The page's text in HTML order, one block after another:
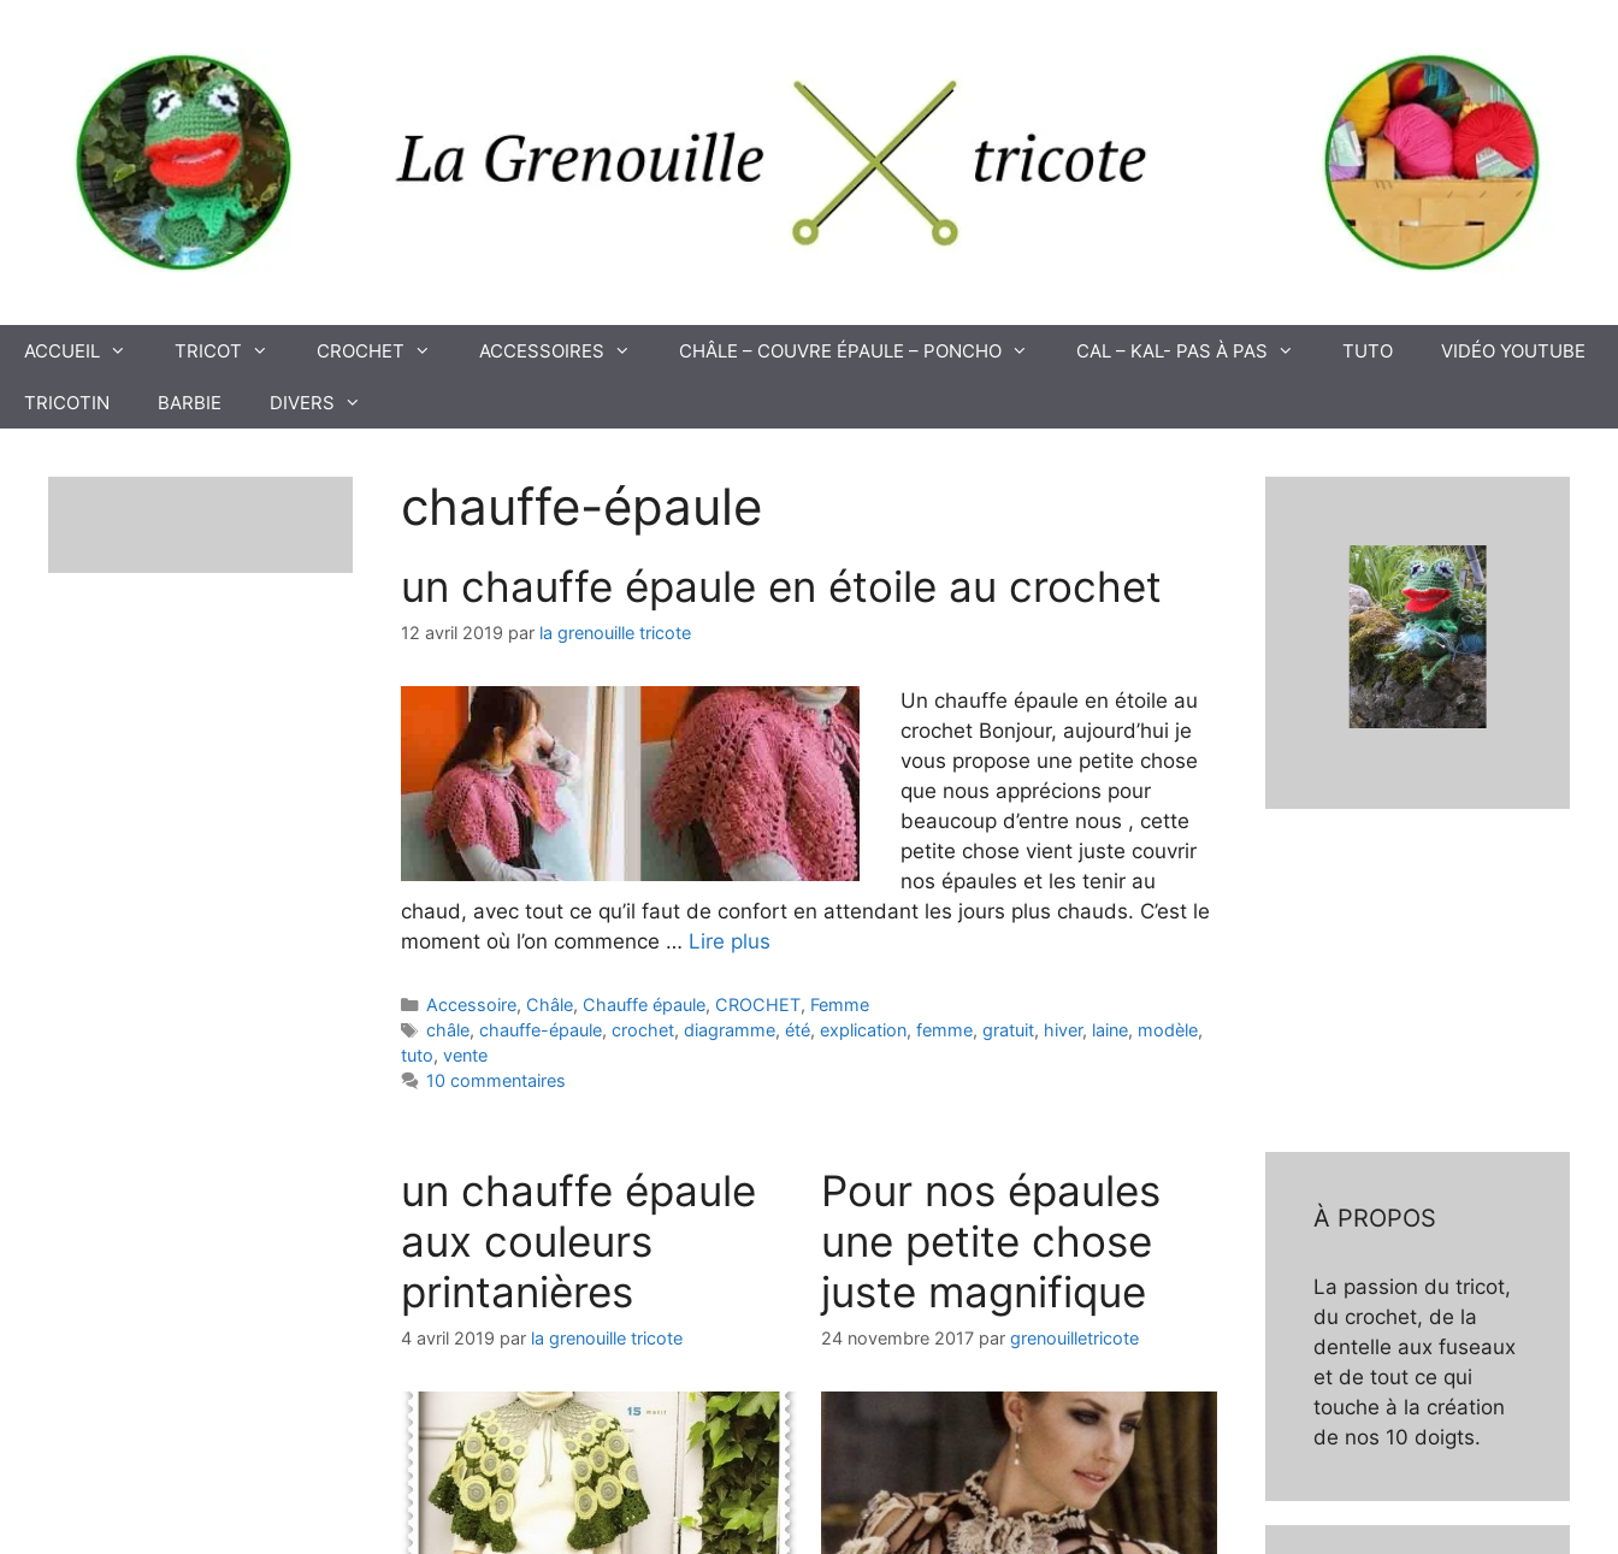
ACCUEIL TRICOT CROCHET ACCESSOIRES CHÂLE – COUVRE ÉPAULE – PONCHO CAL – KAL- PAS À PAS TUTO VIDÉO YOUTUBE
TRICOTIN BARBIE DIVERS
chauffe-épaule
un chauffe épaule en étoile au crochet
12 avril 2019 par la grenouille tricote
Un chauffe épaule en étoile au
crochet Bonjour, aujourd’hui je
vous propose une petite chose
que nous apprécions pour
beaucoup d’entre nous , cette
petite chose vient juste couvrir
nos épaules et les tenir au
chaud, avec tout ce qu’il faut de confort en attendant les jours plus chauds. C’est le
moment où l’on commence … Lire plus
Catégories
Accessoire, Châle, Chauffe épaule, CROCHET, Femme
Étiquettes
châle,chauffe-épaule,crochet,diagramme,été,explication,femme,gratuit, hiver, laine, modèle,
tuto, vente
10 commentaires
un chauffe épaule
aux couleurs
printanières
4 avril 2019 par la grenouille tricote
Pour nos épaules
une petite chose
juste magnifique
24 novembre 2017 par grenouilletricote
À PROPOS
La passion du tricot,
du crochet, de la
dentelle aux fuseaux
et de tout ce qui
touche à la création
de nos 10 doigts.